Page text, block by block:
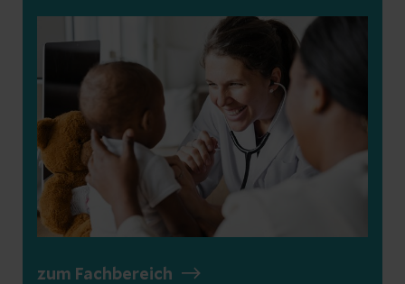
zum Fachbereich